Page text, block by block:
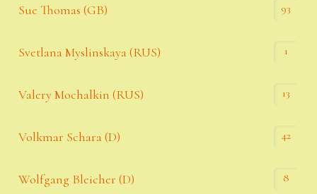
Sue Thomas (GB) 93
Svetlana Myslinskaya (RUS) 1
Valery Mochalkin (RUS) 13
Volkmar Schara (D) 42
Wolfgang Bleicher (D) 8